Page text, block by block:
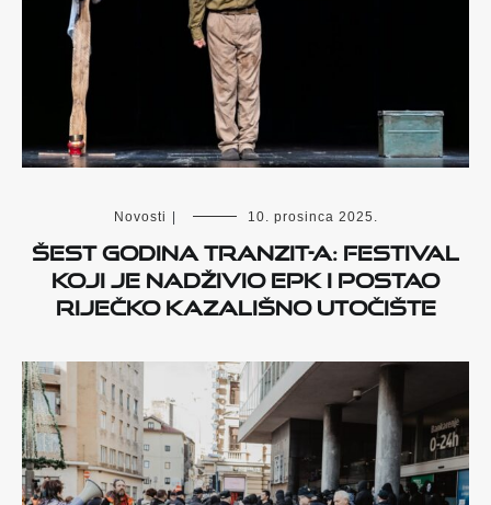
Novosti | 10. prosinca 2025.
Šest godina TranziT-a: festival
koji je nadživio EPK i postao
riječko kazališno utočište